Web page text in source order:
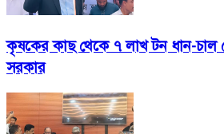
কৃষকের কাছ থেকে ৭ লাখ টন ধান-চাল
সরকার